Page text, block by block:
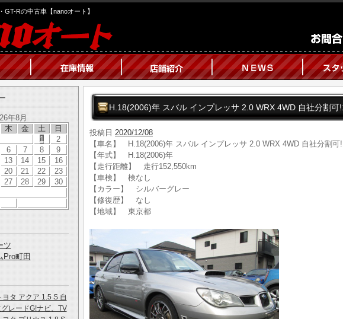
GT-Rの中古車【nanoオート】
年8月
木 金 土 日
1
2
6 7 8
9
13 14 15
16
20 21 22
23
27 28 29
30
ツ
Pro町田
タ アクア 1.5 S 自
レードG!ナビ、TV
H.18(2006)年 スバル インプレッサ 2.0 WRX 4WD 自社分割可
投稿日 2020/12/08
【車名】 H.18(2006)年 スバル インプレッサ 2.0 WRX 4WD 自社分割可
【年式】 H.18(2006)年
【走行距離】 走行152,550km
【車検】 検なし
【カラー】 シルバーグレー
【修復歴】 なし
【地域】 東京都